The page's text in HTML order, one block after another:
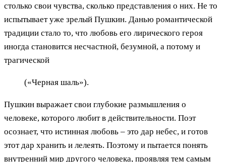
столько свои чувства, сколько представления о них. Не то
испытывает уже зрелый Пушкин. Данью романтической
традиции стало то, что любовь его лирического героя
иногда становится несчастной, безумной, а потому и
трагической
(«Черная шаль»).
Пушкин выражает свои глубокие размышления о
человеке, которого любит в действительности. Поэт
осознает, что истинная любовь – это дар небес, и готов
этот дар хранить и лелеять. Поэтому и пытается понять
внутренний мир другого человека, проявляя тем самым